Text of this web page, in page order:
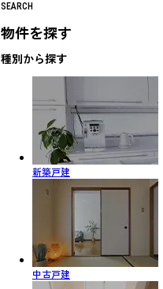
SEARCH
物件を探す
種別から探す
新築戸建
中古戸建